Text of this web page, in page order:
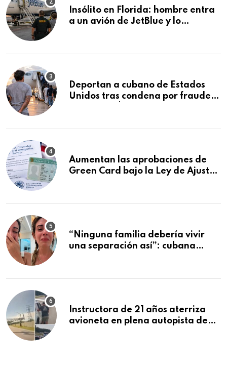
Insólito en Florida: hombre entra
a un avión de JetBlue y lo
Deportan a cubano de Estados
Unidos tras condena por fraude
Aumentan las aprobaciones de
Green Card bajo la Ley de Ajuste
“Ninguna familia debería vivir
una separación así”: cubana
Cancún
Instructora de 21 años aterriza
avioneta en plena autopista de